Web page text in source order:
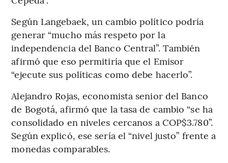
Según Langebaek, un cambio político podría
generar “mucho más respeto por la
independencia del Banco Central”. También
afirmó que eso permitiría que el Emisor
“ejecute sus políticas como debe hacerlo”.
Alejandro Rojas, economista senior del Banco
de Bogotá, afirmó que la tasa de cambio “se ha
consolidado en niveles cercanos a COP$3.780”.
Según explicó, ese sería el “nivel justo” frente a
monedas comparables.